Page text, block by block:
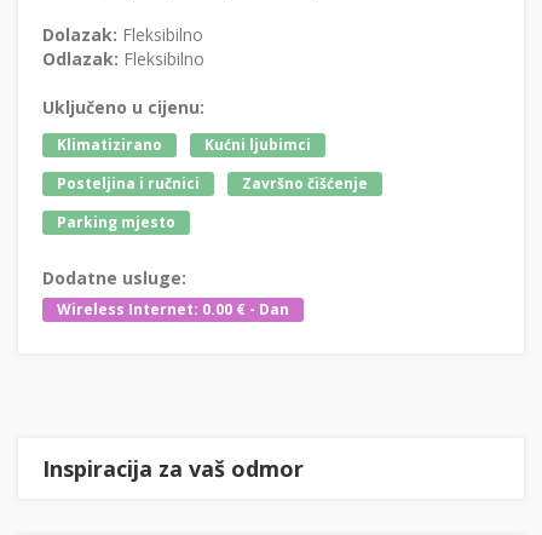
Dolazak: Fleksibilno
Odlazak: Fleksibilno
Uključeno u cijenu:
Klimatizirano
Kućni ljubimci
Posteljina i ručnici
Završno čišćenje
Parking mjesto
Dodatne usluge:
Wireless Internet: 0.00 € - Dan
Inspiracija za vaš odmor